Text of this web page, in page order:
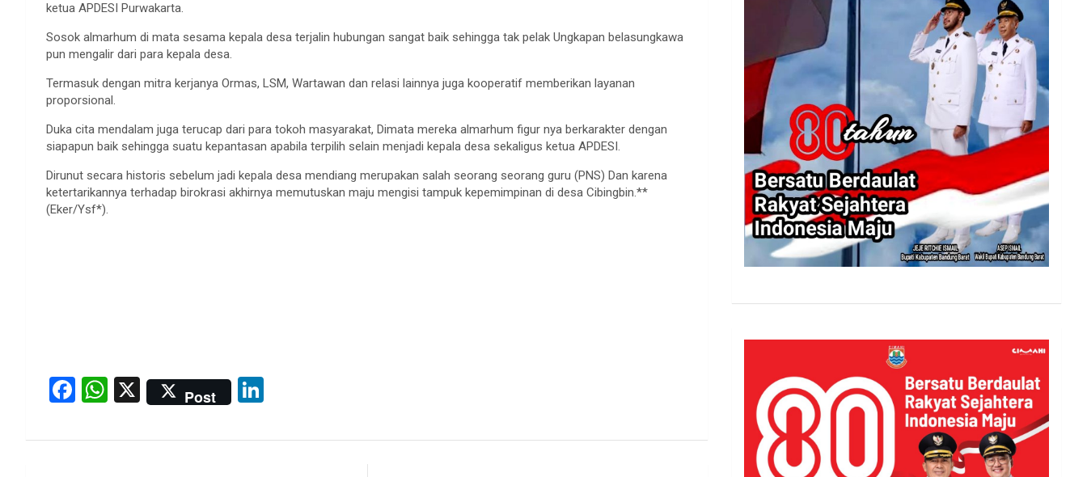
ketua APDESI Purwakarta.
Sosok almarhum di mata sesama kepala desa terjalin hubungan sangat baik sehingga tak pelak Ungkapan belasungkawa
pun mengalir dari para kepala desa.
Termasuk dengan mitra kerjanya Ormas, LSM, Wartawan dan relasi lainnya juga kooperatif memberikan layanan
proporsional.
Duka cita mendalam juga terucap dari para tokoh masyarakat, Dimata mereka almarhum figur nya berkarakter dengan
siapapun baik sehingga suatu kepantasan apabila terpilih selain menjadi kepala desa sekaligus ketua APDESI.
Dirunut secara historis sebelum jadi kepala desa mendiang merupakan salah seorang seorang guru (PNS) Dan karena
ketertarikannya terhadap birokrasi akhirnya memutuskan maju mengisi tampuk kepemimpinan di desa Cibingbin.**
(Eker/Ysf*).
F
ce
W
at
X Post
ke